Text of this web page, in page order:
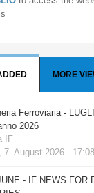
MORE
Ferroviaria -
2026
IF
7. August 2026 - 17:08
- IF NEWS FOR